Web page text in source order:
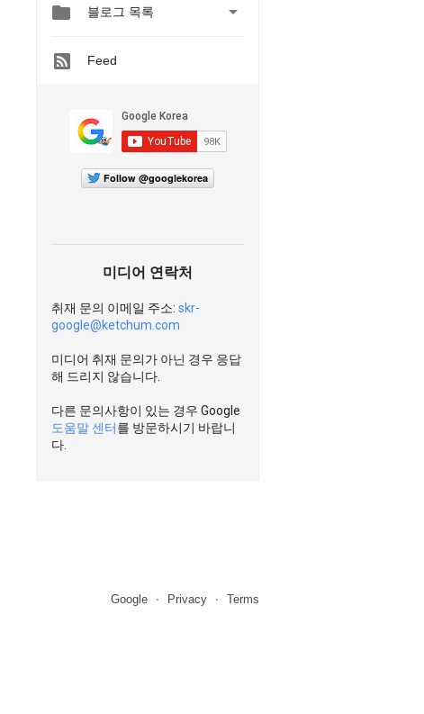
 블로그 목록 
Feed
Follow @googlekorea
미디어 연락처
취재 문의 이메일 주소: skr-
google@ketchum.com
미디어 취재 문의가 아닌 경우 응답
해 드리지 않습니다.
다른 문의사항이 있는 경우 Google
도움말 센터를 방문하시기 바랍니
다.
Google Privacy Terms